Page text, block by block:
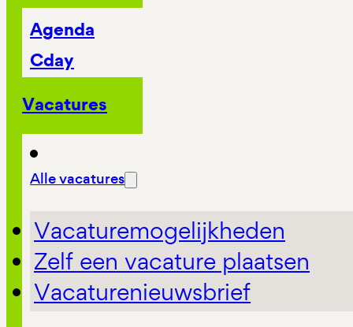
Agenda
Cday
Vacatures
Alle vacatures
Vacaturemogelijkheden
Zelf een vacature plaatsen
Vacaturenieuwsbrief